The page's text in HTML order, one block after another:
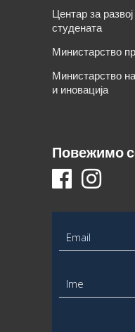
Центар за
студената
Министарство
Министарство
и иновација
Повежимо